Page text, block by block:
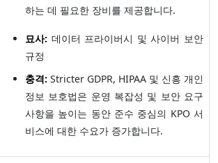
하는 데 필요한 장비를 제공합니다.
묘사: 데이터 프라이버시 및 사이버 보안
규정
충격: Stricter GDPR, HIPAA 및 신흥 개인
정보 보호법은 운영 복잡성 및 보안 요구
사항을 높이는 동안 준수 중심의 KPO 서
비스에 대한 수요가 증가합니다.